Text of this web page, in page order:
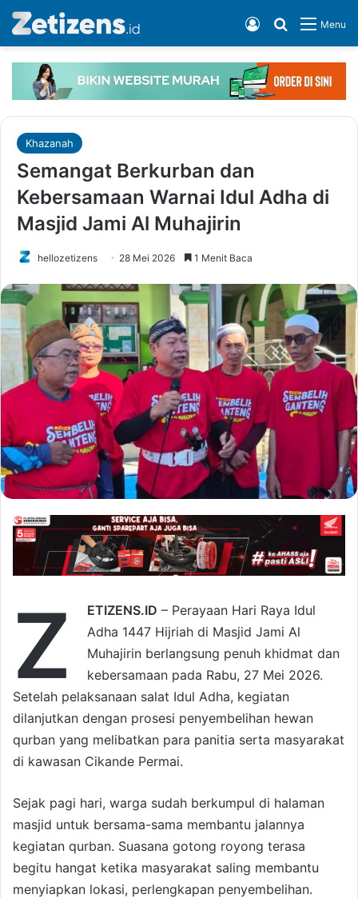
Menu
Cari apa,
Log In
Khazanah
Semangat Berkurban dan
Kebersamaan Warnai Idul Adha di
Masjid Jami Al Muhajirin
hellozetizens 28 Mei 2026 1 Menit Baca
Z ETIZENS.ID – Perayaan Hari Raya Idul
Adha 1447 Hijriah di Masjid Jami Al
Muhajirin berlangsung penuh khidmat dan
kebersamaan pada Rabu, 27 Mei 2026.
Setelah pelaksanaan salat Idul Adha, kegiatan
dilanjutkan dengan prosesi penyembelihan hewan
qurban yang melibatkan para panitia serta masyarakat
di kawasan Cikande Permai.
Sejak pagi hari, warga sudah berkumpul di halaman
masjid untuk bersama-sama membantu jalannya
kegiatan qurban. Suasana gotong royong terasa
begitu hangat ketika masyarakat saling membantu
menyiapkan lokasi, perlengkapan penyembelihan.